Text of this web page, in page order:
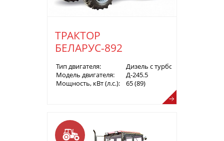
ТРАКТОР
БЕЛАРУС-892
Тип двигателя:
Дизель с турбонаддувом
Модель двигателя:
Д-245.5
Мощность, кВт (л.с.):
65 (89)